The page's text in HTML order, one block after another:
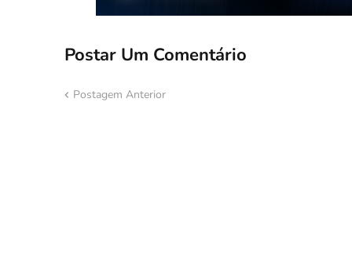
Postar Um Comentário
Postagem Anterior